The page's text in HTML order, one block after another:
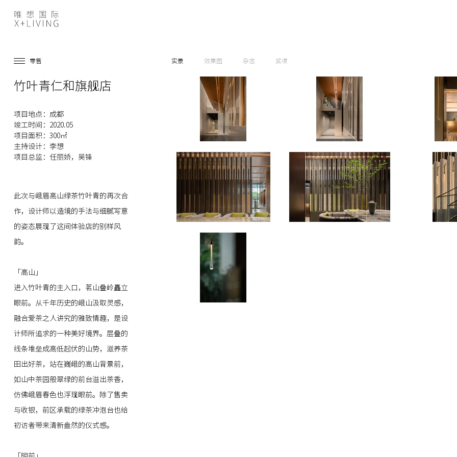
零售 实景 效果图 杂志 奖项
竹叶青仁和旗舰店
项目地点：成都
竣工时间：2020.05
项目面积：300㎡
主持设计：李想
项目总监：任丽娇，吴锋
此次与峨眉高山绿茶竹叶青的再次合
作，设计师以造境的手法与细腻写意
的姿态展现了这间体验店的别样风
韵。
「高山」
进入竹叶青的主入口，茗山叠岭矗立
眼前。从千年历史的峨山汲取灵感，
融合爱茶之人讲究的雅致情趣，是设
计师所追求的一种美好境界。层叠的
线条堆垒成高低起伏的山势，滋养茶
田出好茶，站在巍峨的高山背景前，
如山中茶园般翠绿的前台溢出茶香，
仿佛峨眉春色也浮现眼前。除了售卖
与收银，前区承载的绿茶冲泡台也给
初访者带来清新盎然的仪式感。